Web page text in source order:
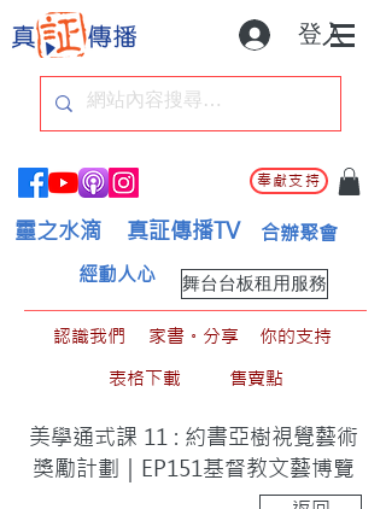
登入
奉獻支持
靈之水滴 真証傳播TV 合辦聚會
舞台台板租用服務
經動人心
認識我們 家書。分享
你的支持
表格下載
售賣點
美學通式課 11 : 約書亞樹視覺藝術
獎勵計劃｜EP151基督教文藝博覽